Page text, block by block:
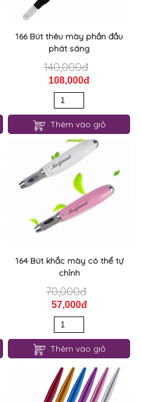
166 Bút thêu mày phần đầu
phát sáng
140,000đ
108,000đ
Thêm vào giỏ
164 Bút khắc mày có thể tự
chỉnh
70,000đ
57,000đ
Thêm vào giỏ